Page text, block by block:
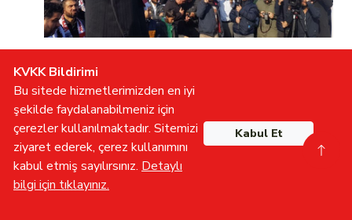
KVKK Bildirimi
Bu sitede hizmetlerimizden en iyi
şekilde faydalanabilmeniz için
çerezler kullanılmaktadır. Sitemizi
ziyaret ederek, çerez kullanımını
kabul etmiş sayılırsınız. Detaylı
bilgi için tıklayınız.
Kabul Et